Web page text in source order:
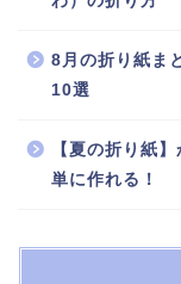
8月の折り紙ま
10選
【夏の折り紙
単に作れる！